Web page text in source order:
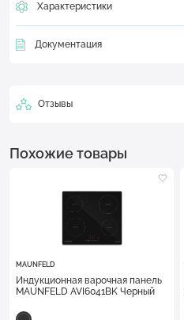
Характеристики
Документация
Отзывы
Похожие товары
MAUNFELD
Индукционная варочная панель
MAUNFELD AVI6041BK Черный